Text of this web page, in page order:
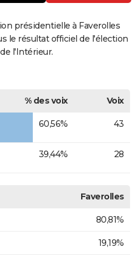
présidentielle à Faverolles
le résultat officiel de l'élection
l'Intérieur.
% des voix
Voix
60,56% 43
39,44% 28
Faverolles
80,81%
19,19%